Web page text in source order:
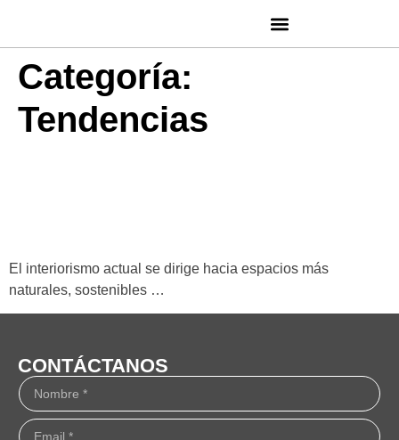
Categoría:
Tendencias
El interiorismo actual se dirige hacia espacios más
naturales, sostenibles …
CONTÁCTANOS